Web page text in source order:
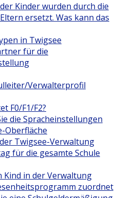
Kinder wurden durch die
ersetzt. Was kann das
in Twigsee
für die
Verwalterprofil
F0/F1/F2?
die Spracheinstellungen
Oberfläche
Twigsee-Verwaltung
für die gesamte Schule
Kind in der Verwaltung
zuordnet